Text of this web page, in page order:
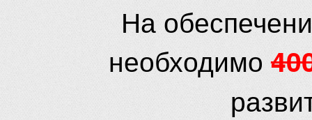
На
необходимо